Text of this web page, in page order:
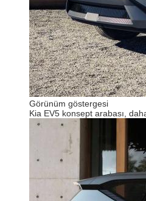
Görünüm göstergesi
Kia EV5 konsept arabası,